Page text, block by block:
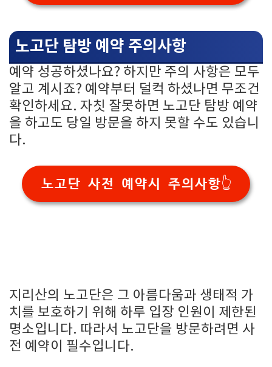
노고단 탐방 예약 주의사항
예약 성공하셨나요? 하지만 주의 사항은 모두
알고 계시죠? 예약부터 덜컥 하셨나면 무조건
확인하세요. 자칫 잘못하면 노고단 탐방 예약
을 하고도 당일 방문을 하지 못할 수도 있습니
다.
노고단 사전 예약시 주의사항👆
지리산의 노고단은 그 아름다움과 생태적 가
치를 보호하기 위해 하루 입장 인원이 제한된
명소입니다. 따라서 노고단을 방문하려면 사
전 예약이 필수입니다.